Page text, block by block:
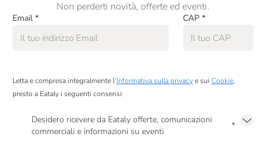
Non perderti novità, offerte ed eventi.
Email * CAP *
Letta e compresa integralmente l’Informativa sulla privacye sui Cookie,
presto a Eataly i seguenti consensi:
Desidero ricevere da Eataly offerte, comunicazioni
commerciali e informazioni su eventi
*